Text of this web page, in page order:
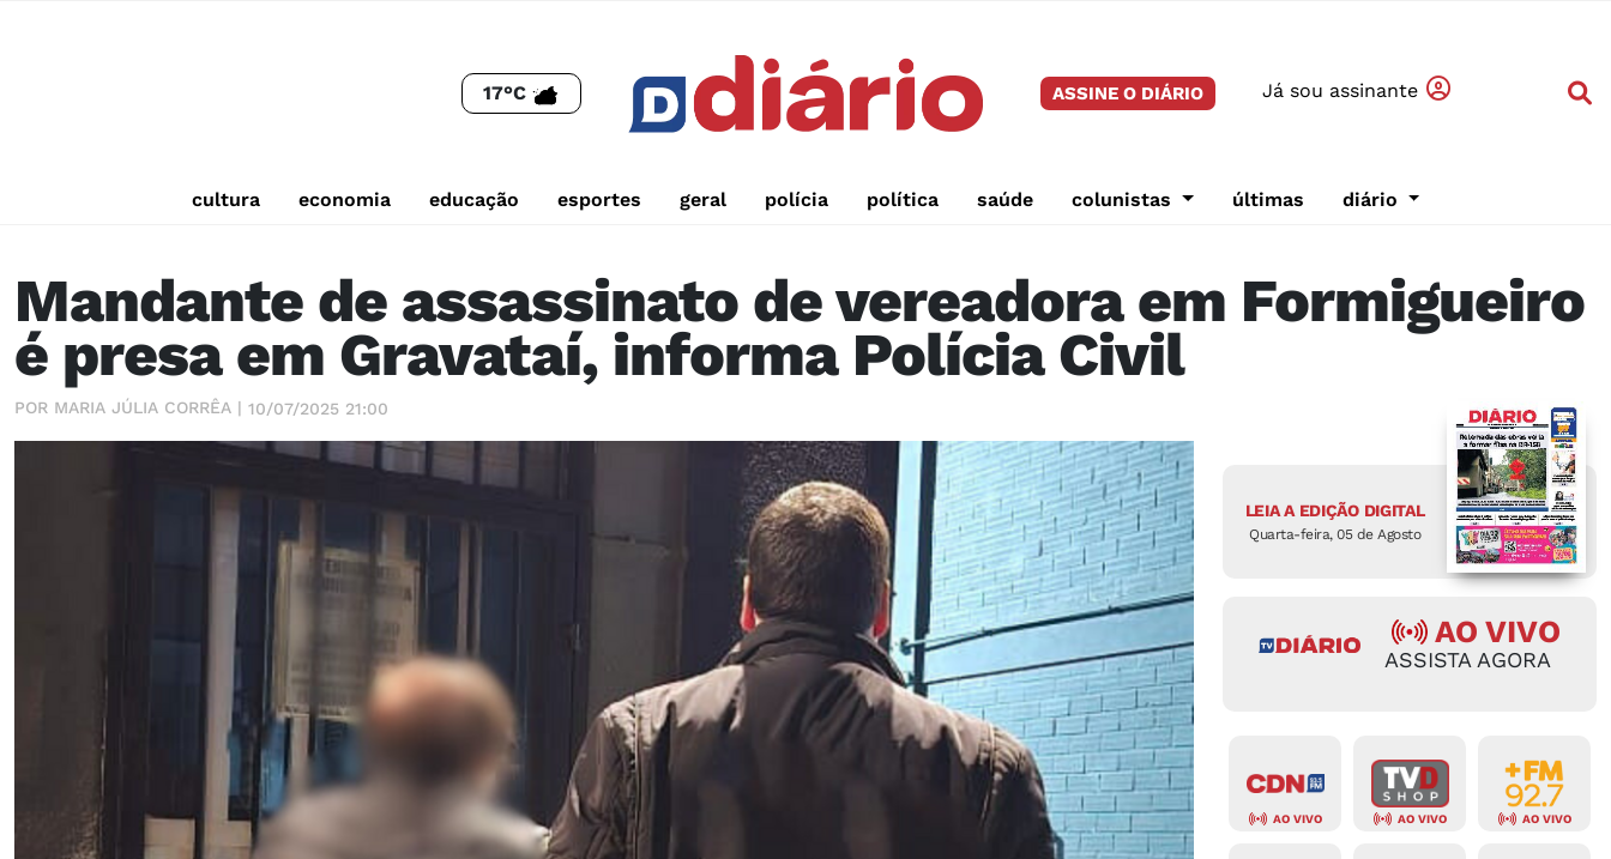
17°C ASSINE O DIÁRIO Já sou assinante
cultura economia educação esportes geral polícia política saúde colunistas últimas diário
Mandante de assassinato de vereadora em Formigueiro
é presa em Gravataí, informa Polícia Civil
POR MARIA JÚLIA CORRÊA | 10/07/2025 21:00
LEIA A EDIÇÃO DIGITAL
Quarta-feira, 05 de Agosto
AO VIVO
ASSISTA AGORA
AO VIVO AO VIVO AO VIVO